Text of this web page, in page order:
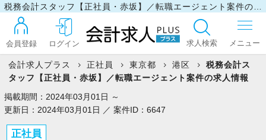
会員登録 ログイン 求人検索
ログイン
会計求人プラス 正社員 東京都 港区
税務会計ス
タッフ【正社員・赤坂】／転職エージェント案件の求人情報
掲載期間：2024年03月01日 ～
更新日：2024年03月01日 ／ 案件ID：6647
正社員